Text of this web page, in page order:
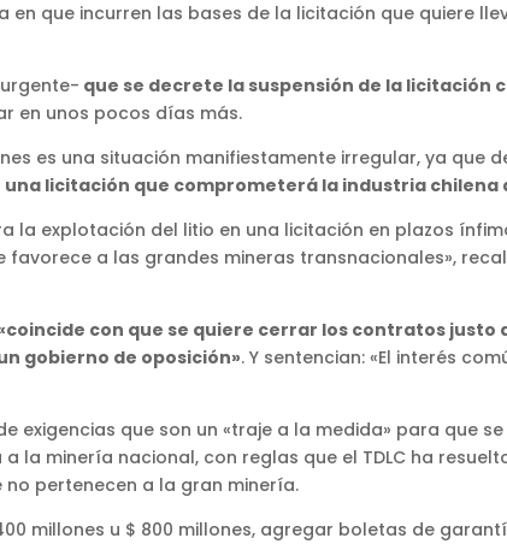
que incurren las bases de la licitación que quiere
que se decrete la suspensión de la licitación
en unos pocos días más.
es una situación manifiestamente irregular, ya que
una licitación que comprometerá la industria chilena
la explotación del litio en una licitación en plazos
a las grandes mineras transnacionales»,
con que se quiere cerrar los contratos justo
gobierno de oposición». Y sentencian: «El interés
exigencias que son un «traje a la medida» para que
la minería nacional, con reglas que el TDLC ha
pertenecen a la gran minería.
millones u $ 800 millones, agregar boletas de